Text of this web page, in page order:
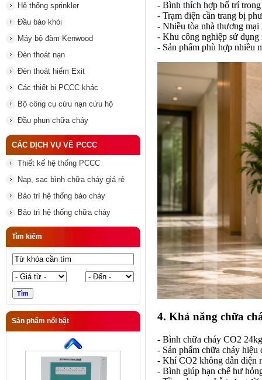
Hệ thống sprinkler
Đầu báo khói
Máy bộ đàm Kenwood
Đèn thoát nạn
Đèn thoát hiểm Exit
Các thiết bị PCCC khác
Bộ công cụ cứu nạn cứu hộ
Đầu phun chữa cháy
CÁC DỊCH VỤ VỀ PCCC
Thiết kế hệ thống PCCC
Nạp, sạc bình chữa cháy giá rẻ
Bảo trì hệ thống báo cháy
Bảo trì hệ thống chữa cháy
Tìm kiếm
Sản phẩm nổi bật
- Bình thích hợp bố trí
- Trạm điện cần trang bị
- Nhiều tòa nhà thương mại
- Khu công nghiệp sử dụng
- Sản phẩm phù hợp nhiều
4. Khả năng chữa
- Bình chữa cháy CO2
- Sản phẩm chữa cháy
- Khí CO2 không dẫn điện
- Bình giúp hạn chế hư